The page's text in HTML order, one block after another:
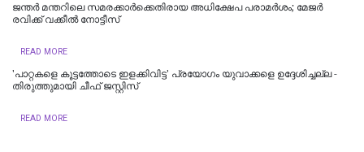
ജന്തർ മന്തറിലെ സമരക്കാർക്കെതിരായ അധിക്ഷേപ പരാമർശം; മേജർ
രവിക്ക് വക്കീൽ നോട്ടീസ്
READ MORE
'പാറ്റകളെ കൂട്ടത്തോടെ ഇളക്കിവിട്ട' പ്രയോഗം യുവാക്കളെ ഉദ്ദേശിച്ചല്ല -
തിരുത്തുമായി ചീഫ് ജസ്റ്റിസ്
READ MORE